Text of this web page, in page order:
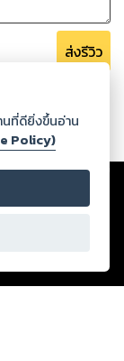
ส่งรีวิว
วนสิทธิ์ไม่รับผิดชอบ
ะเมิดสิทธิใน
ธรรม ดังนั้น ผู้อ่าน
ะหากท่านพบว่าส่วน
เพื่อทีมงานจะได้
พระราชบัญญัติ
นที่ดียิ่งขึ้นอ่าน
Policy)